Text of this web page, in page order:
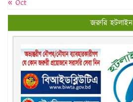
« Oct
জরুরি হটলাইন